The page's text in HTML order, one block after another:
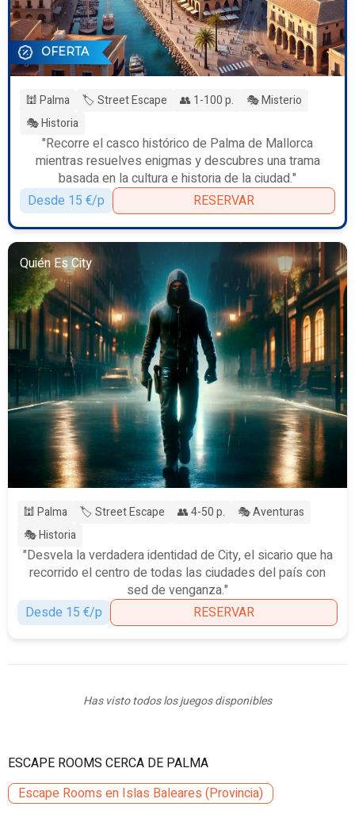
OFERTA
🕍 Palma 🏷️ Street Escape 👥 1-100 p.
🎭 Misterio
🎭 Historia
"Recorre el casco histórico de Palma de Mallorca
mientras resuelves enigmas y descubres una trama
basada en la cultura e historia de la ciudad."
Desde 15 €/p
RESERVAR
Quién Es City
🕍 Palma 🏷️ Street Escape 👥 4-50 p.
🎭 Aventuras
🎭 Historia
"Desvela la verdadera identidad de City, el sicario que ha
recorrido el centro de todas las ciudades del país con
sed de venganza."
Desde 15 €/p
RESERVAR
Has visto todos los juegos disponibles
ESCAPE ROOMS CERCA DE PALMA
Escape Rooms en Islas Baleares (Provincia)